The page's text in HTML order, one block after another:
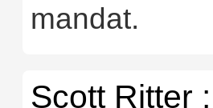
mandat.
Scott Ritter